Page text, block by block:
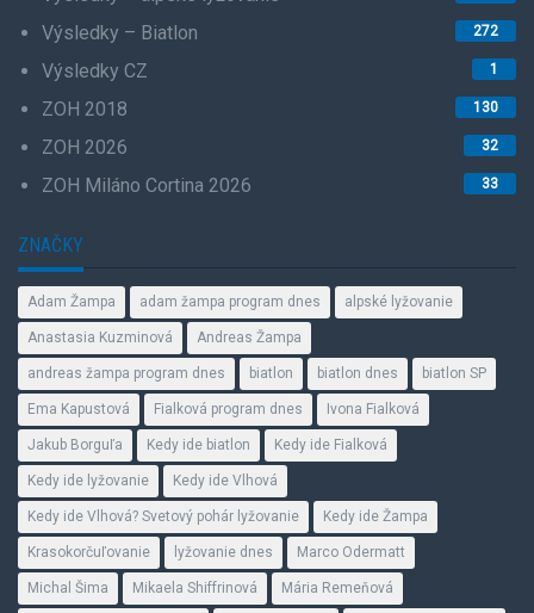
Výsledky – Biatlon 272
Výsledky CZ 1
ZOH 2018 130
ZOH 2026 32
ZOH Miláno Cortina 2026 33
ZNAČKY
Adam Žampa adam žampa program dnes alpské lyžovanie
Anastasia Kuzminová Andreas Žampa
andreas žampa program dnes biatlon biatlon dnes biatlon SP
Ema Kapustová Fialková program dnes Ivona Fialková
Jakub Borguľa Kedy ide biatlon Kedy ide Fialková
Kedy ide lyžovanie Kedy ide Vlhová
Kedy ide Vlhová? Svetový pohár lyžovanie Kedy ide Žampa
Krasokorčuľovanie lyžovanie dnes Marco Odermatt
Michal Šima Mikaela Shiffrinová Mária Remeňová